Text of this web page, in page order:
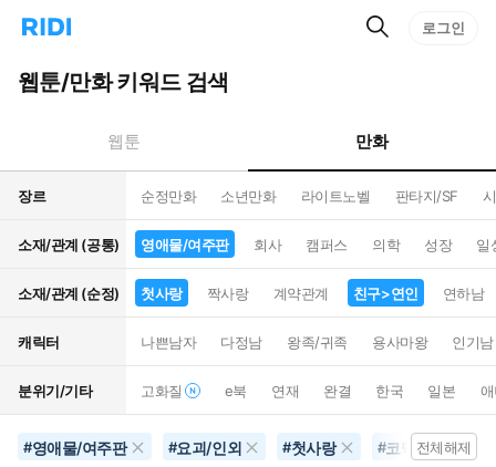
리
홈
으
턴
트
검
로그인
웹툰/만화 키워드 검색
웹툰 만화
장르 순정만화 소년만화 라이트노벨 판타지/SF
소재/관계 (공통) 영애물/여주판 회사 캠퍼스 의학 성장 일
소재/관계 (순정) 첫사랑 짝사랑 계약관계 친구>연인 연하남
캐릭터 나쁜남자 다정남 왕족/귀족 용사마왕 인기남
분위기/기타 고화질 e북 연재 완결 한국 일본
#영애물/여주판 #요괴/인외 #첫사랑 #코믹물전체해제